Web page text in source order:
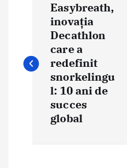
i
Easybreath,
inovația
Decathlon
care a
redefinit
snorkelingu
l: 10 ani de
succes
global